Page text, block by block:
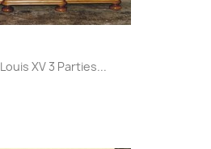
XV 3 Parties...